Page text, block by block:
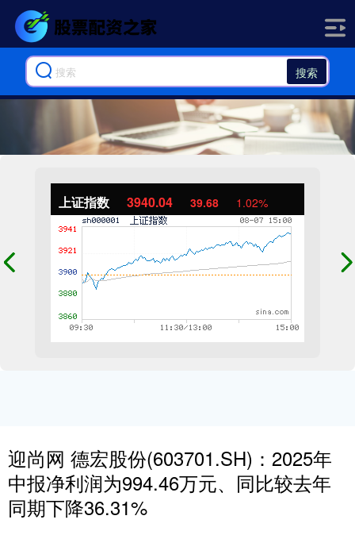
搜索
上证指数 3940.04 39.68 1.02%
迎尚网 德宏股份(603701.SH)：2025年
中报净利润为994.46万元、同比较去年
同期下降36.31%